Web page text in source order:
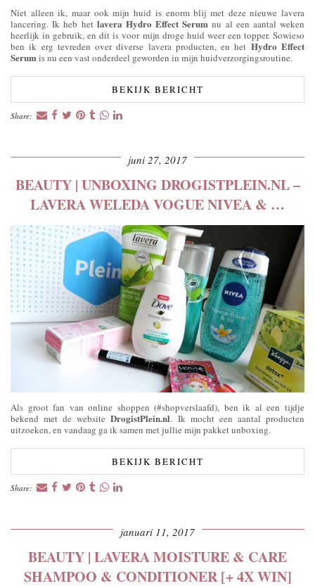
Niet alleen ik, maar ook mijn huid is enorm blij met deze nieuwe lavera
lancering. Ik heb het lavera Hydro Effect Serum nu al een aantal weken
heerlijk in gebruik, en dit is voor mijn droge huid weer een topper. Sowieso
ben ik erg tevreden over diverse lavera producten, en het Hydro Effect
Serumis nu een vast onderdeel geworden in mijn huidverzorgingsroutine.
BEKIJK BERICHT
Share:
juni 27, 2017
BEAUTY | UNBOXING DROGISTPLEIN.NL –
LAVERA WELEDA VOGUE NIVEA & …
Als groot fan van online shoppen (#shopverslaafd), ben ik al een tijdje
bekend met de websiteDrogistPlein.nl. Ik mocht een aantal producten
uitzoeken, en vandaag ga ik samen met jullie mijn pakket unboxing.
BEKIJK BERICHT
Share:
januari 11, 2017
BEAUTY | LAVERA MOISTURE & CARE
SHAMPOO & CONDITIONER [+ 4X WIN]